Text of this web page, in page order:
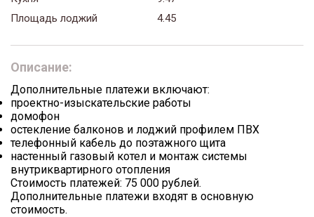
Площадь лоджий
4.45
Описание:
Дополнительные платежи включают:
проектно-изыскательские работы
домофон
остекление балконов и лоджий профилем ПВХ
телефонный кабель до поэтажного щита
настенный газовый котел и монтаж системы
внутриквартирного отопления
Стоимость платежей: 75 000 рублей.
Дополнительные платежи входят в основную
стоимость.